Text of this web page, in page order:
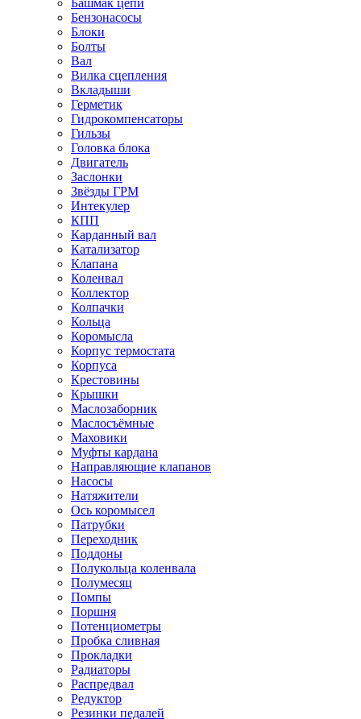
Башмак цепи
Бензонасосы
Блоки
Болты
Вал
Вилка сцепления
Вкладыши
Герметик
Гидрокомпенсаторы
Гильзы
Головка блока
Двигатель
Заслонки
Звёзды ГРМ
Интекулер
КПП
Карданный вал
Катализатор
Клапана
Коленвал
Коллектор
Колпачки
Кольца
Коромысла
Корпус термостата
Корпуса
Крестовины
Крышки
Маслозаборник
Маслосъёмные
Маховики
Муфты кардана
Направляющие клапанов
Насосы
Натяжители
Ось коромысел
Патрубки
Переходник
Поддоны
Полукольца коленвала
Полумесяц
Помпы
Поршня
Потенциометры
Пробка сливная
Прокладки
Радиаторы
Распредвал
Редуктор
Резинки педалей